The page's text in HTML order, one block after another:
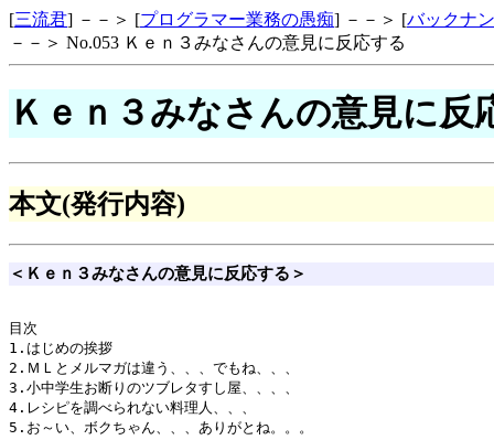
[三流君] －－＞ [プログラマー業務の愚痴] －－＞ [バックナ
－－＞ No.053 Ｋｅｎ３みなさんの意見に反応する
Ｋｅｎ３みなさんの意見に反
本文(発行内容)
＜Ｋｅｎ３みなさんの意見に反応する＞
目次
1.はじめの挨拶
2.ＭＬとメルマガは違う、、、でもね、、、
3.小中学生お断りのツブレタすし屋、、、、
4.レシピを調べられない料理人、、、
5.お～い、ボクちゃん、、、ありがとね。。。